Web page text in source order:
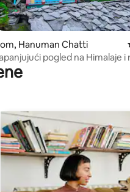
Hanuman Chatti
pogled na Himalaje i
boravak